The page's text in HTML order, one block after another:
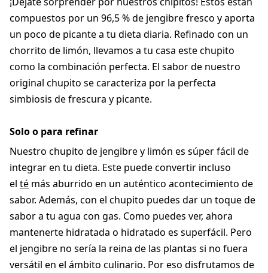
compuestos por un 96,5 % de jengibre fresco y aporta
un poco de picante a tu dieta diaria. Refinado con un
chorrito de limón, llevamos a tu casa este chupito
como la combinación perfecta. El sabor de nuestro
original chupito se caracteriza por la perfecta
simbiosis de frescura y picante.
Solo o para refinar
Nuestro chupito de jengibre y limón es súper fácil de
integrar en tu dieta. Este puede convertir incluso
el té más aburrido en un auténtico acontecimiento de
sabor. Además, con el chupito puedes dar un toque de
sabor a tu agua con gas. Como puedes ver, ahora
mantenerte hidratada o hidratado es superfácil. Pero
el jengibre no sería la reina de las plantas si no fuera
versátil en el ámbito culinario. Por eso disfrutamos de